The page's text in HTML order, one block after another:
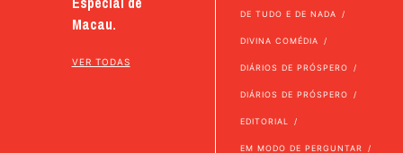
Macau.
VER TODAS
DE TUDO E DE NADA
DIVINA COMÉDIA
DIÁRIOS DE PRÓSPERO
DIÁRIOS DE PRÓSPERO
EDITORIAL
EM MODO DE PERGUNTAR